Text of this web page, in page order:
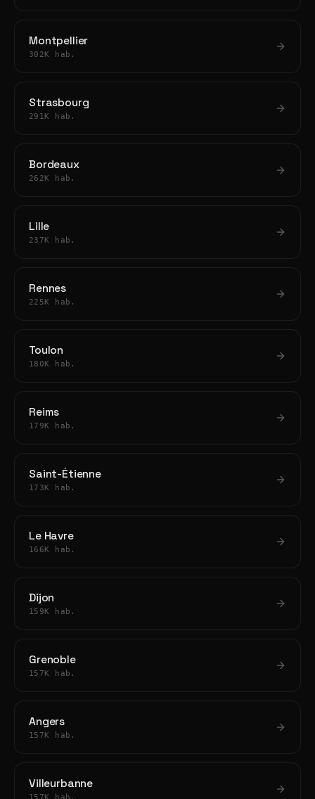
Montpellier
302K hab.
Strasbourg
291K hab.
Bordeaux
262K hab.
Lille
237K hab.
Rennes
225K hab.
Toulon
180K hab.
Reims
179K hab.
Saint-Étienne
173K hab.
Le Havre
166K hab.
Dijon
159K hab.
Grenoble
157K hab.
Angers
157K hab.
Villeurbanne
157K hab.